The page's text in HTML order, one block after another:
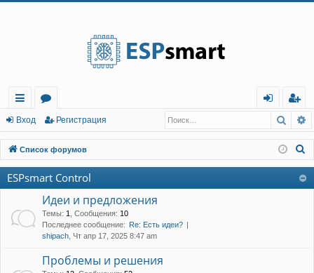
с
ы
лк
и
о
ру
м
ы
д
г
ис
тр
Вход Регистрация
Список форумов
ESPsmart Control
Идеи и предложения
Темы: 1 Сообщения: 10
Последнее сообщение: Re: Есть идеи?
shipach , Чт апр 17, 2025 8:47 am
Проблемы и решения